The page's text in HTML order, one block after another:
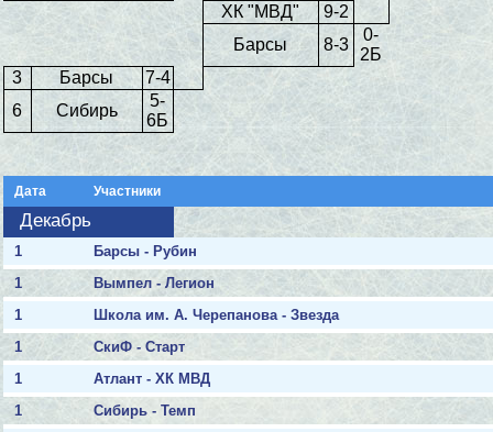
ХК "МВД"
9-2
Барсы
8-3
0-
2Б
3
Барсы
7-4
6
Сибирь
5-
6Б
Дата Участники
Декабрь
1
Барсы - Рубин
1
Вымпел - Легион
1
Школа им. А. Черепанова - Звезда
1
СкиФ - Старт
1
Атлант - ХК МВД
1
Сибирь - Темп